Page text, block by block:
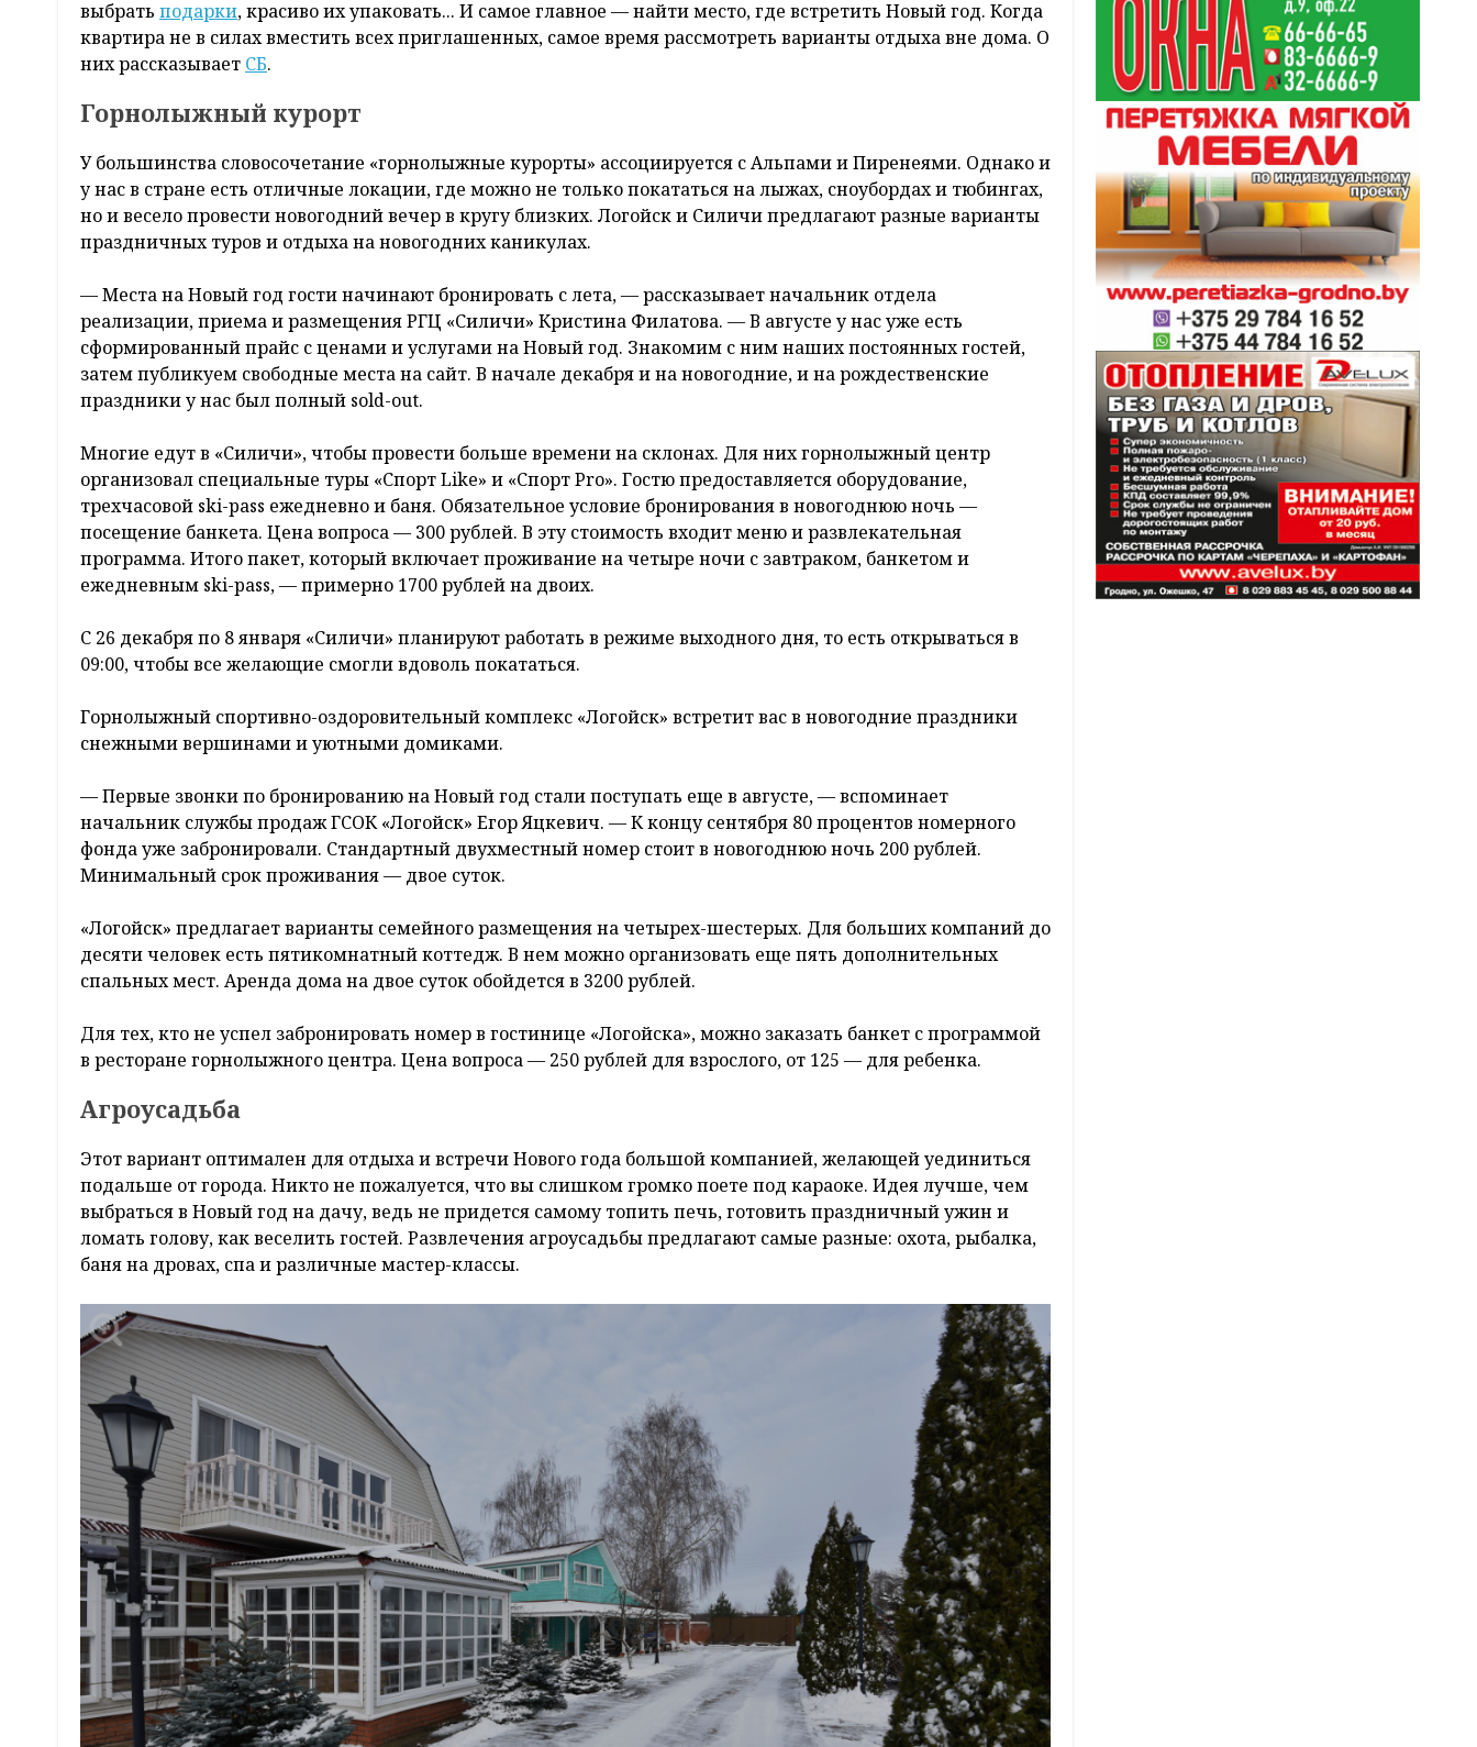
выбрать подарки, красиво их упаковать... И самое главное — найти место, где встретить Новый год. Когда
квартира не в силах вместить всех приглашенных, самое время рассмотреть варианты отдыха вне дома. О
них рассказывает СБ.
Горнолыжный курорт
У большинства словосочетание «горнолыжные курорты» ассоциируется с Альпами и Пиренеями. Однако и
у нас в стране есть отличные локации, где можно не только покататься на лыжах, сноубордах и тюбингах,
но и весело провести новогодний вечер в кругу близких. Логойск и Силичи предлагают разные варианты
праздничных туров и отдыха на новогодних каникулах.
— Места на Новый год гости начинают бронировать с лета, — рассказывает начальник отдела
реализации, приема и размещения РГЦ «Силичи» Кристина Филатова. — В августе у нас уже есть
сформированный прайс с ценами и услугами на Новый год. Знакомим с ним наших постоянных гостей,
затем публикуем свободные места на сайт. В начале декабря и на новогодние, и на рождественские
праздники у нас был полный sold-out.
Многие едут в «Силичи», чтобы провести больше времени на склонах. Для них горнолыжный центр
организовал специальные туры «Спорт Like» и «Спорт Pro». Гостю предоставляется оборудование,
трехчасовой ski-pass ежедневно и баня. Обязательное условие бронирования в новогоднюю ночь —
посещение банкета. Цена вопроса — 300 рублей. В эту стоимость входит меню и развлекательная
программа. Итого пакет, который включает проживание на четыре ночи с завтраком, банкетом и
ежедневным ski-pass, — примерно 1700 рублей на двоих.
С 26 декабря по 8 января «Силичи» планируют работать в режиме выходного дня, то есть открываться в
09:00, чтобы все желающие смогли вдоволь покататься.
Горнолыжный спортивно-оздоровительный комплекс «Логойск» встретит вас в новогодние праздники
снежными вершинами и уютными домиками.
— Первые звонки по бронированию на Новый год стали поступать еще в августе, — вспоминает
начальник службы продаж ГСОК «Логойск» Егор Яцкевич. — К концу сентября 80 процентов номерного
фонда уже забронировали. Стандартный двухместный номер стоит в новогоднюю ночь 200 рублей.
Минимальный срок проживания — двое суток.
«Логойск» предлагает варианты семейного размещения на четырех-шестерых. Для больших компаний до
десяти человек есть пятикомнатный коттедж. В нем можно организовать еще пять дополнительных
спальных мест. Аренда дома на двое суток обойдется в 3200 рублей.
Для тех, кто не успел забронировать номер в гостинице «Логойска», можно заказать банкет с программой
в ресторане горнолыжного центра. Цена вопроса — 250 рублей для взрослого, от 125 — для ребенка.
Агроусадьба
Этот вариант оптимален для отдыха и встречи Нового года большой компанией, желающей уединиться
подальше от города. Никто не пожалуется, что вы слишком громко поете под караоке. Идея лучше, чем
выбраться в Новый год на дачу, ведь не придется самому топить печь, готовить праздничный ужин и
ломать голову, как веселить гостей. Развлечения агроусадьбы предлагают самые разные: охота, рыбалка,
баня на дровах, спа и различные мастер-классы.